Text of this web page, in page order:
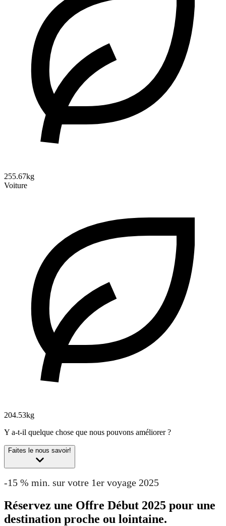
255.67kg
Voiture
204.53kg
Y a-t-il quelque chose que nous pouvons améliorer ?
Faites le nous savoir!
-15 % min. sur votre 1er voyage 2025
Réservez une Offre Début 2025 pour une
destination proche ou lointaine.